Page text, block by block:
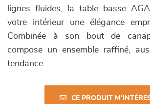
lignes fluides, la table basse
votre intérieur une élégance
Combinée à son bout de
compose un ensemble raffiné,
tendance.
CE PRODUIT